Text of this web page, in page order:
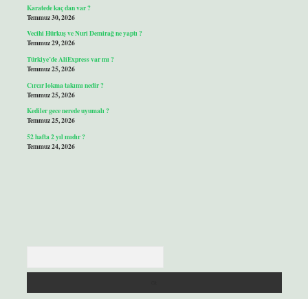
Karatede kaç dan var ?
Temmuz 30, 2026
Vecihi Hürkuş ve Nuri Demirağ ne yaptı ?
Temmuz 29, 2026
Türkiye’de AliExpress var mı ?
Temmuz 25, 2026
Cırcır lokma takımı nedir ?
Temmuz 25, 2026
Kediler gece nerede uyumalı ?
Temmuz 25, 2026
52 hafta 2 yıl mıdır ?
Temmuz 24, 2026